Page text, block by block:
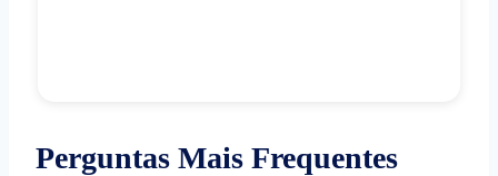
Perguntas Mais Frequentes